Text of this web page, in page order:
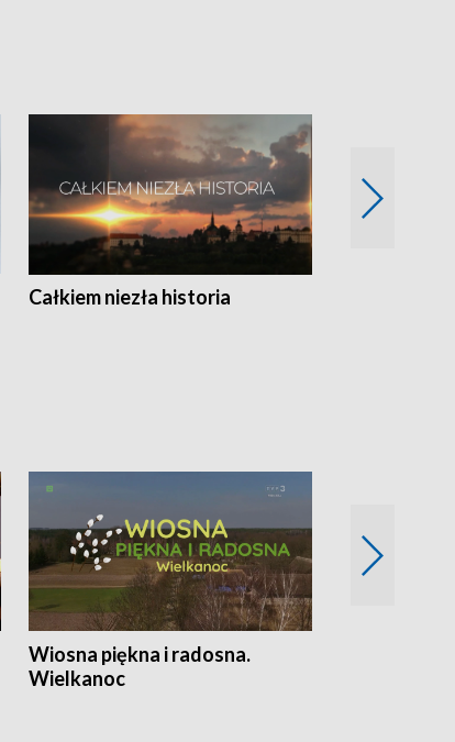
Całkiem niezła historia
Wiosna piękna i radosna.
Wielkanoc